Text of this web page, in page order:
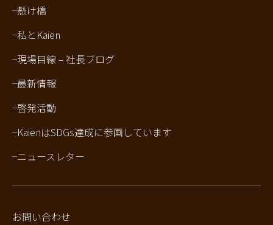
懸け橋
私とKaien
現場目線 – 社長ブログ
最新情報
啓発活動
KaienはSDGs達成に参画しています
ニュースレター
お問い合わせ